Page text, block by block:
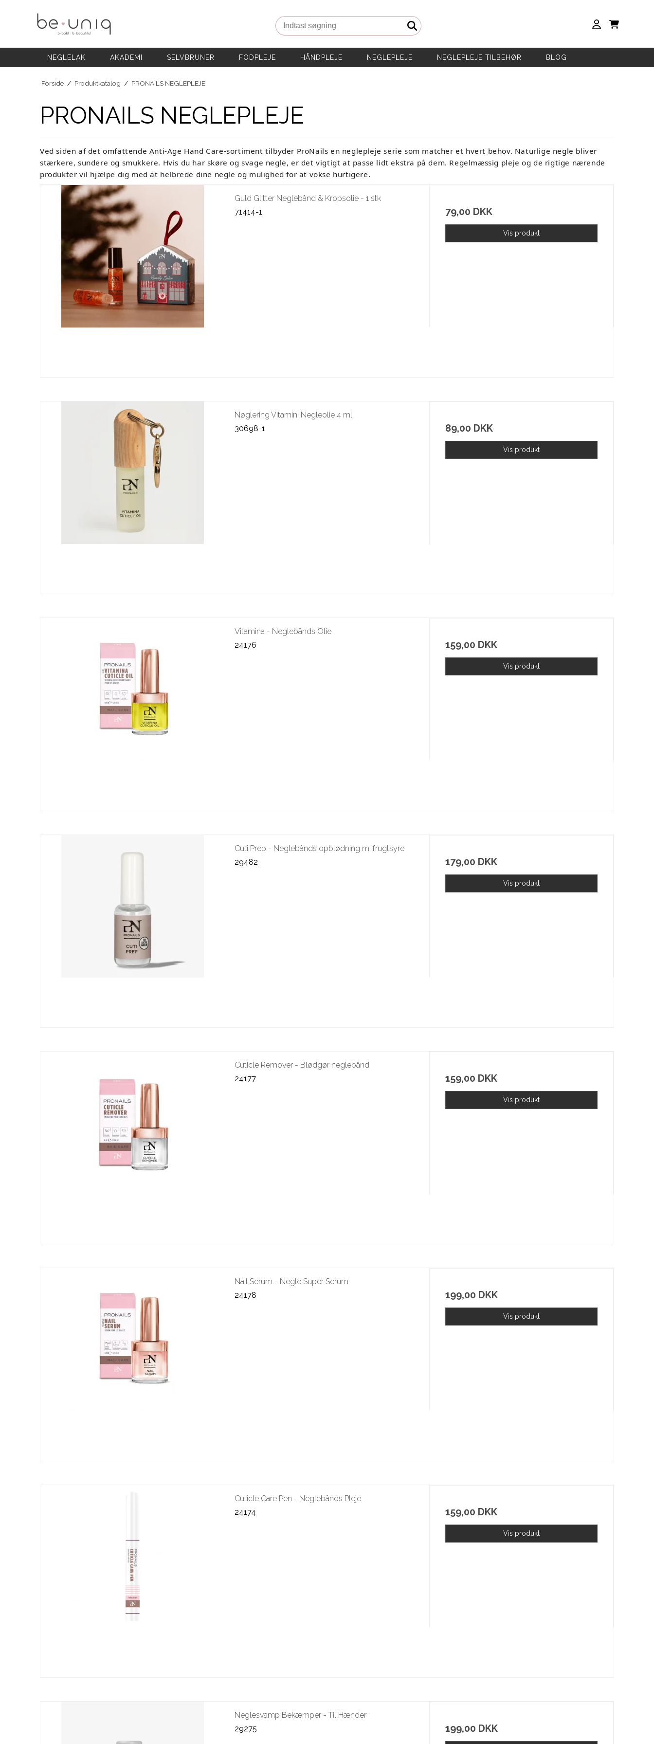
AKADEMI
SELVBRUNER
HÅNDPLEJE
Indtast søgning
NEGLELAK AKADEMI SELVBRUNER FODPLEJE HÅNDPLEJE NEGLEPLEJE NEGLEPLEJE TILBEHØR BLOG
Forside / Produktkatalog / PRONAILS NEGLEPLEJE
PRONAILS NEGLEPLEJE
Ved siden af det omfattende Anti-Age Hand Care-sortiment tilbyder ProNails en neglepleje serie som matcher et hvert behov. Naturlige negle bliver
stærkere, sundere og smukkere. Hvis du har skøre og svage negle, er det vigtigt at passe lidt ekstra på dem. Regelmæssig pleje og de rigtige nærende
produkter vil hjælpe dig med at helbrede dine negle og mulighed for at vokse hurtigere.
Guld Glitter Neglebånd & Kropsolie - 1 stk
71414-1
79,00 DKK
Vis produkt
Nøglering Vitamini Negleolie 4 ml.
30698-1
89,00 DKK
Vis produkt
Vitamina - Neglebånds Olie
24176
159,00 DKK
Vis produkt
Cuti Prep - Neglebånds opblødning m. frugtsyre
29482
179,00 DKK
Vis produkt
Cuticle Remover - Blødgør neglebånd
24177
159,00 DKK
Vis produkt
Nail Serum - Negle Super Serum
24178
199,00 DKK
Vis produkt
Cuticle Care Pen - Neglebånds Pleje
24174
159,00 DKK
Vis produkt
Neglesvamp Bekæmper - Til Hænder
29275
199,00 DKK